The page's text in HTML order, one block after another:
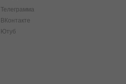
Телеграмма
ВКонтакте
Ютуб